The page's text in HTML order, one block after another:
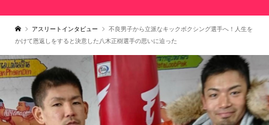
アスリートインタビュー
不良男子から立派なキックボクシング選手へ！人生を
かけて恩返しをすると決意した八木正樹選手の思いに迫った